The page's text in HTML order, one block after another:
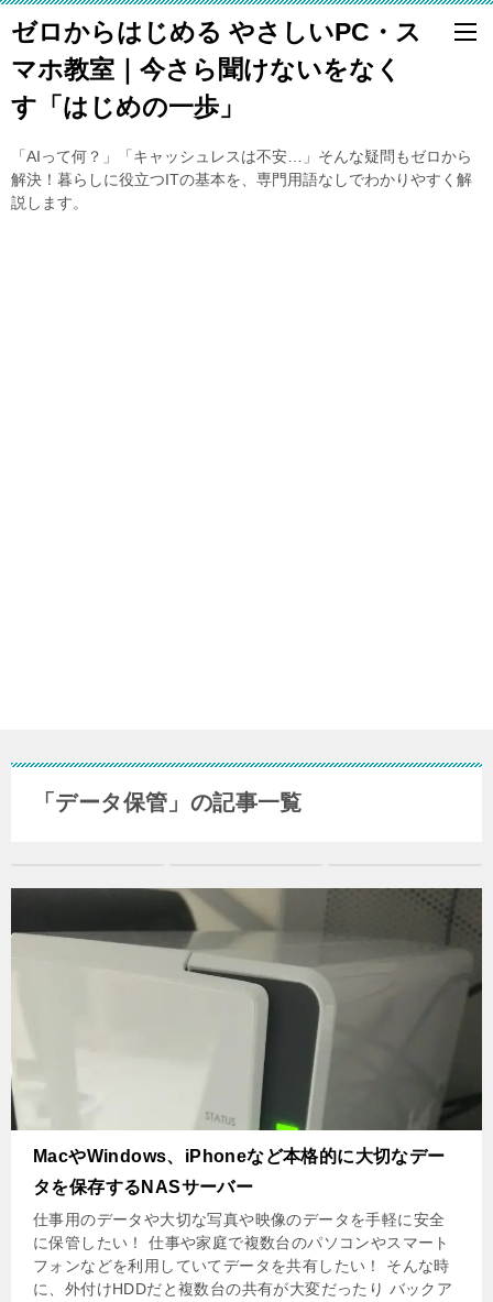
ゼロからはじめる やさしいPC・ス
マホ教室｜今さら聞けないをなく
す「はじめの一歩」
「AIって何？」「キャッシュレスは不安…」そんな疑問もゼロから
解決！暮らしに役立つITの基本を、専門用語なしでわかりやすく解
説します。
「データ保管」の記事一覧
MacやWindows、iPhoneなど本格的に大切なデー
タを保存するNASサーバー
仕事用のデータや大切な写真や映像のデータを手軽に安全
に保管したい！ 仕事や家庭で複数台のパソコンやスマート
フォンなどを利用していてデータを共有したい！ そんな時
に、外付けHDDだと複数台の共有が大変だったり バックア